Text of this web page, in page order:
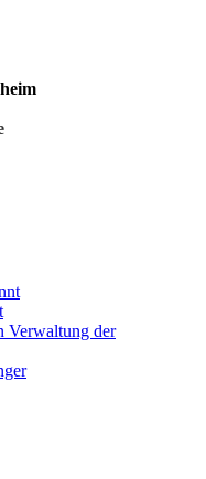
Verwaltung der